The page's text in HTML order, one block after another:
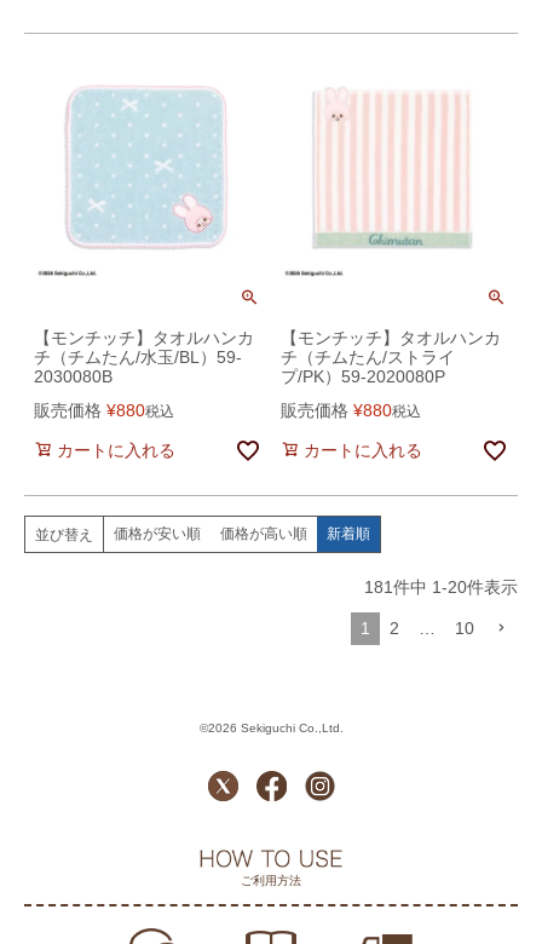
【モンチッチ】タオルハンカ
チ（チムたん/水玉/BL）59-
2030080B
販売価格 ¥880税込
カートに入れる
【モンチッチ】タオルハンカ
チ（チムたん/ストライ
プ/PK）59-2020080P
販売価格 ¥880税込
カートに入れる
並び替え 価格が安い順 価格が高い順 新着順
181件中 1-20件表示
1 2 … 10
©2026 Sekiguchi Co.,Ltd.
ご利用方法